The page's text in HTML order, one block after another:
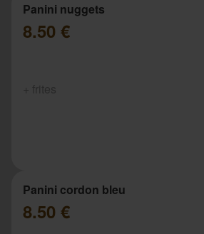
Panini nuggets
8.50 €
Panini cordon bleu
8.50 €